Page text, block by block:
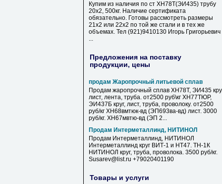
Купим из наличия по ст ХН78Т(ЭИ435) трубу
20х2, 500кг. Наличие сертификата
обязательно. Готовы рассмотреть размеры
21х2 или 22х2 по той же стали и в тех же
объемах. Тел (921)9410130 Игорь Григорьевич
...
Предложения на поставку
продукции, цены
продам Жаропрочный литьевой сплав
Продам жаропрочный сплав ХН78Т, ЭИ435
лист, лента, труба. от2500 руб\кг ХН77ТЮР,
ЭИ437Б круг, лист, труба, проволоку. от2500
руб/кг ХН68вмтюк-вд (ЭП693ва-вд) лист. 3000
руб/кг. ХН67мвтю-вд (ЭП 2...
Продам Интерметаллинд, НИТИНОЛ
Продам Интерметаллинд, НИТИНОЛ
Интерметаллинд круг ВИТ-1 и НТ47. ТН-1К
НИТИНОЛ круг, труба, проволока. 3500 руб/кг.
Susarev@list.ru +79020401190
Товары и услуги